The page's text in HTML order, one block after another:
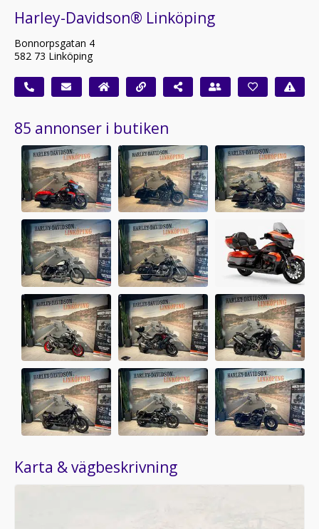
Harley-Davidson® Linköping
Bonnorpsgatan 4
582 73 Linköping
85 annonser i butiken
Karta & vägbeskrivning